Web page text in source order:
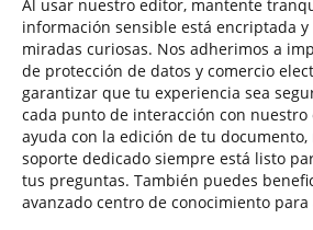
Al usar nuestro editor, mantente
información sensible está encriptada
miradas curiosas. Nos adherimos a
de protección de datos y comercio
garantizar que tu experiencia sea
cada punto de interacción con nuestro
ayuda con la edición de tu
soporte dedicado siempre está listo
tus preguntas. También puedes
avanzado centro de conocimiento para